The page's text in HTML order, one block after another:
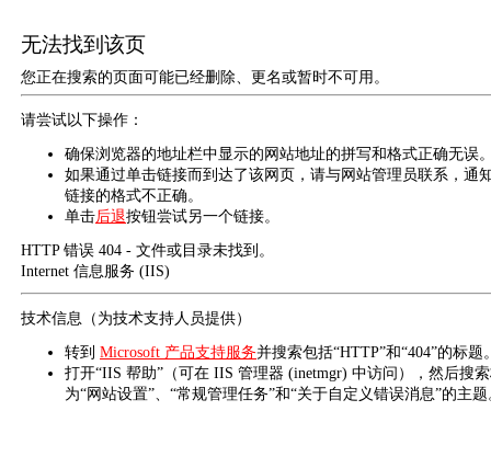
无法找到该页
您正在搜索的页面可能已经删除、更名或暂时不可用。
请尝试以下操作：
确保浏览器的地址栏中显示的网站地址的拼写和格式正确无误
如果通过单击链接而到达了该网页，请与网站管理员联系，通
链接的格式不正确。
单击后退按钮尝试另一个链接。
HTTP 错误 404 - 文件或目录未找到。
Internet 信息服务 (IIS)
技术信息（为技术支持人员提供）
转到 Microsoft 产品支持服务并搜索包括“HTTP”和“404”的标题
打开“IIS 帮助”（可在 IIS 管理器 (inetmgr) 中访问），然后搜
为“网站设置”、“常规管理任务”和“关于自定义错误消息”的主题